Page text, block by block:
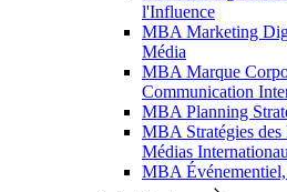
l'Influence
MBA Marketing
Média
MBA Marque
Communication
MBA Planning
MBA Stratégies des
Médias
MBA